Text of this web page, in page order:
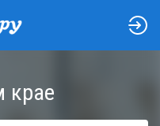
крае